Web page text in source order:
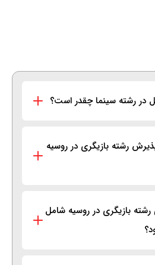
در رشته سینما چقدر است؟
رشته بازیگری در روسیه
بازیگری در روسیه شامل